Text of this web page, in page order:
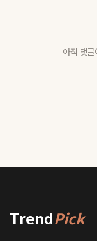
아직 댓
TrendPick